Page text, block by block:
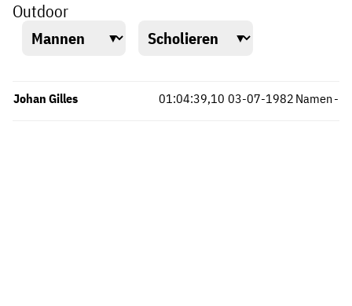
Outdoor
Johan Gilles Namen
01:04:39,10 -
03-07-1982